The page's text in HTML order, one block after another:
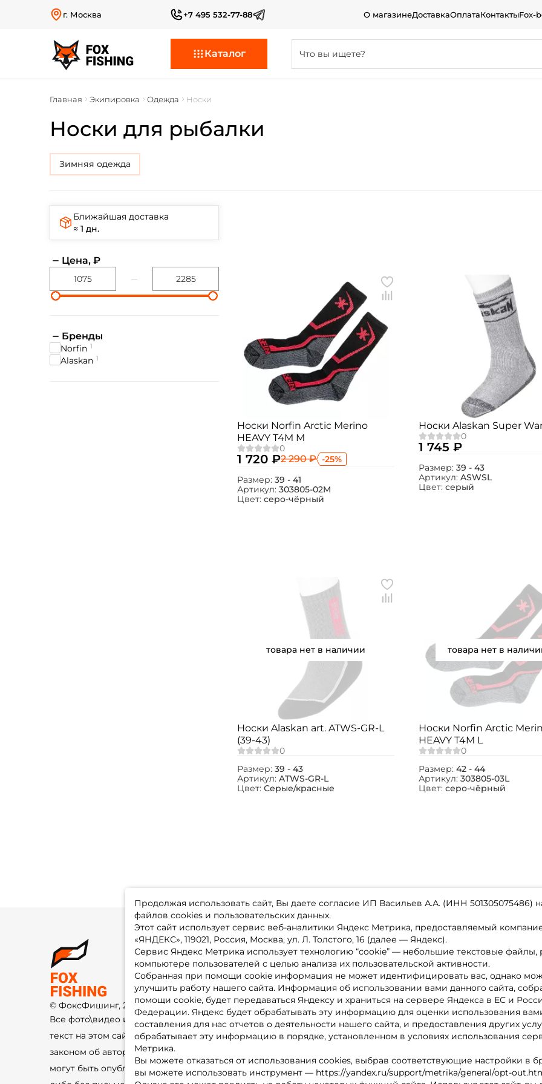
г. Москва +7 495 532-77-88 О магазинеДоставкаОплатаКонтактыFox-
Каталог
Главная Экипировка Одежда Носки
Носки для рыбалки
Зимняя одежда
Ближайшая доставка
≈ 1 дн.
Цена, ₽
Бренды
Norfin 1
Alaskan 1
Носки Norfin Arctic Merino
HEAVY T4M M
1 720 ₽2 290 ₽ -25%
Размер: 39 - 41
Артикул: 303805-02M
Цвет: серо-чёрный
Носки Alaskan Super
1 745 ₽
Размер: 39 - 43
Артикул: ASWSL
Цвет: серый
товара нет в наличии
Носки Alaskan art. ATWS-GR-L
(39-43)
Размер: 39 - 43
Артикул: ATWS-GR-L
Цвет: Серые/красные
товара нет в
Носки Norfin Arctic
HEAVY T4M L
Размер: 42 - 44
Артикул: 303805-03L
Цвет: серо-чёрный
Продолжая использовать сайт, Вы даете согласие ИП Васильев А.А. (ИНН 501305075486)
файлов cookies и пользовательских данных.
Этот сайт использует сервис веб-аналитики Яндекс Метрика, предоставляемый
«ЯНДЕКС», 119021, Россия, Москва, ул. Л. Толстого, 16 (далее — Яндекс).
Сервис Яндекс Метрика использует технологию “cookie” — небольшие текстовые
компьютере пользователей с целью анализа их пользовательской активности.
Собранная при помощи cookie информация не может идентифицировать вас, однако
улучшить работу нашего сайта. Информация об использовании вами данного сайта,
помощи cookie, будет передаваться Яндексу и храниться на сервере Яндекса в ЕС и
Федерации. Яндекс будет обрабатывать эту информацию для оценки использования
составления для нас отчетов о деятельности нашего сайта, и предоставления других
обрабатывает эту информацию в порядке, установленном в условиях использования
Метрика.
Вы можете отказаться от использования cookies, выбрав соответствующие настройки в
вы можете использовать инструмент — https://yandex.ru/support/metrika/general/opt-
Создать аккаунт
Номер телефона: *
Придумайте пароль: *
Повторите пароль: *
Заполняя данную форму вы соглашаетесь на
обработкуперсональных данных
У меня уже есть аккаунт
© ФоксФишинг, 2009-2026
Все фото\видео изображения и
текст на этом сайте защищены
законом об авторском праве и не
могут быть опубликованы ещё где-
О магазине
Доставка
Оплата
Fox-bonus
Гуру
Контакты
Политика обработки ПД
Каталог товаров
Акции
Новинки
Бренды
Партнерская программа